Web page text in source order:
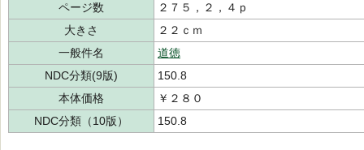
ページ数
２７５，２，４ｐ
大きさ
２２ｃｍ
一般件名
道徳
NDC分類(9版)
150.8
本体価格
￥２８０
NDC分類（10版）
150.8